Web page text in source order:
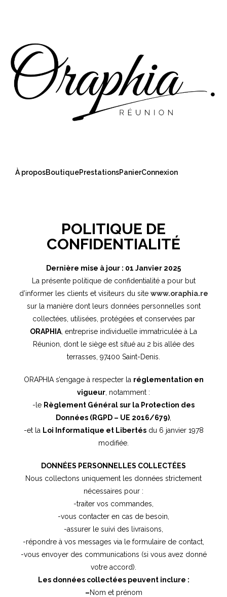
À proposBoutiquePrestationsPanierConnexion
POLITIQUE DE
CONFIDENTIALITÉ
Dernière mise à jour : 01 Janvier 2025
La présente politique de confidentialité a pour but
d’informer les clients et visiteurs du site www.oraphia.re
sur la manière dont leurs données personnelles sont
collectées, utilisées, protégées et conservées par
ORAPHIA , entreprise individuelle immatriculée à La
Réunion, dont le siège est situé au 2 bis allée des
terrasses, 97400 Saint-Denis.
ORAPHIA s’engage à respecter la réglementation en
vigueur , notamment :
-le Règlement Général sur la Protection des
Données (RGPD – UE 2016/679)
-et la Loi Informatique et Libertésdu 6 janvier 1978
modifiée.
DONNÉES PERSONNELLES COLLECTÉES
Nous collectons uniquement les données strictement
nécessaires pour :
-traiter vos commandes,
-vous contacter en cas de besoin,
-assurer le suivi des livraisons,
-répondre à vos messages via le formulaire de contact,
-vous envoyer des communications (si vous avez donné
votre accord).
Les données collectées peuvent inclure :
–Nom et prénom